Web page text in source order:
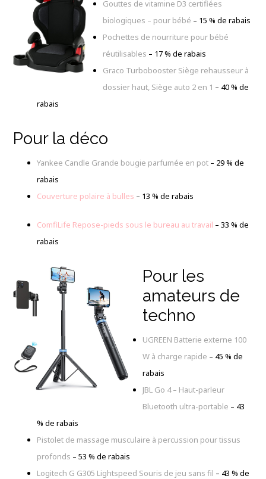
Gouttes de vitamine D3 certifiées
biologiques – pour bébé – 15 % de rabais
Pochettes de nourriture pour bébé
réutilisables – 17 % de rabais
Graco Turbobooster Siège rehausseur à
dossier haut, Siège auto 2 en 1 – 40 % de
rabais
Pour la déco
Yankee Candle Grande bougie parfumée en pot – 29 % de
rabais
Couverture polaire à bulles – 13 % de rabais
ComfiLife Repose-pieds sous le bureau au travail – 33 % de
rabais
Pour les
amateurs de
techno
UGREEN Batterie externe 100
W à charge rapide – 45 % de
rabais
JBL Go 4 – Haut-parleur
Bluetooth ultra-portable – 43
% de rabais
Pistolet de massage musculaire à percussion pour tissus
profonds – 53 % de rabais
Logitech G G305 Lightspeed Souris de jeu sans fil – 43 % de